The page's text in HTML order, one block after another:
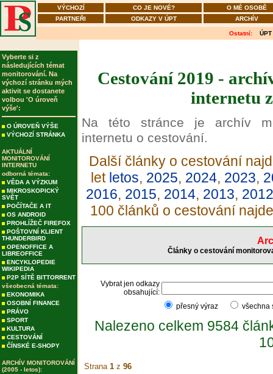
VÝCHOZÍ CO JE NOVÉ?
O MÉ OSOBĚ
PARTNEŘI
ODKAZY V ÚPT ARCHÍV
Ostatní: ÚPT
Vyberte si z
následujících témat
monitorování. Na
výchozí stránku mých
aktivit se dostanete
volbou 'O úroveň
výše':
O ÚROVEŇ VÝŠE
VÝCHOZÍ STRÁNKA
AKTUÁLNÍ
MONITOROVÁNÍ
INTERNETU
odborná témata:
VĚDA A VÝZKUM
MIKROSKOPICKÝ
SVĚT
POČÍTAČE A IT
OS ANDROID
PROHLÍŽEČ FIREFOX
POŠTOVNÍ KLIENT
THUNDERBIRD
OPENOFFICE A
LIBREOFFICE
ENCYKLOPEDIE
WIKIPEDIA
P2P SÍTĚ BITTORRENT
všeobecná témata:
EKONOMIKA
OSOBNÍ FINANCE
PRÁVO
SPORT
KULTURA
CESTOVÁNÍ
ČÍNSKÉ E-SHOPY
ARCHÍV MONITOROVÁNÍ
(2005 - letos):
Cestování 2019 -
internetu
Na této stránce je archív
internetu o cestování.
Další články o cestování
let letos, 2025, 2024, 2023,
2016, 2015, 2014, 2013, 2012
100 článků o cestování
Články o cestování
Vybrat jen odkazy
obsahující:
přesný výraz
Nalezeno celkem 9584
Strana 1 z 96